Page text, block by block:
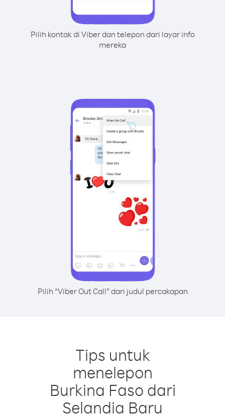
Pilih kontak di Viber dan telepon dari layar info
mereka
Pilih “Viber Out Call” dari judul percakapan
Tips untuk
menelepon
Burkina Faso dari
Selandia Baru